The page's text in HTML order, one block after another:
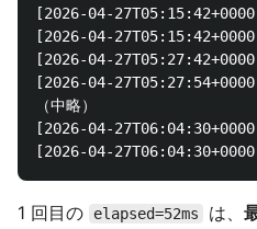
[2026-04-
[2026-04-
[2026-04-
[2026-04-
（中略）
[2026-04-
1 回目の elapsed=52ms は、